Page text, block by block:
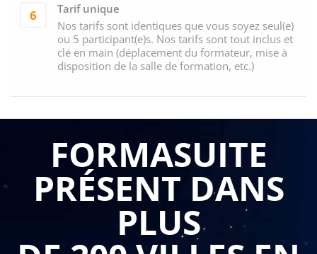
6
Tarif unique
Nos tarifs sont identiques que vous soyez seul(e)
ou 5 participant(e)s. Nos tarifs sont tout inclus et
clé en main (déplacement du formateur, mise à
disposition de la salle de formation, etc.)
FORMASUITE
PRÉSENT DANS
PLUS